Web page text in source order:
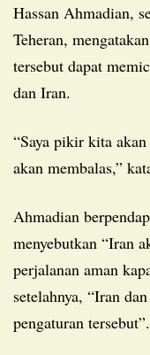
Hassan Ahmadian, seorang profesor madya di Universitas
Teheran,
tersebut dapat
dan Iran.
“Saya pikir kita akan menuju eskalasi karena, jelas, Iran
akan membalas,”
Ahmadian berpendapat bahwa Pasal 5 dari MoU
menyebutkan “Iran
perjalanan aman
setelahnya, “Iran
pengaturan tersebut”.